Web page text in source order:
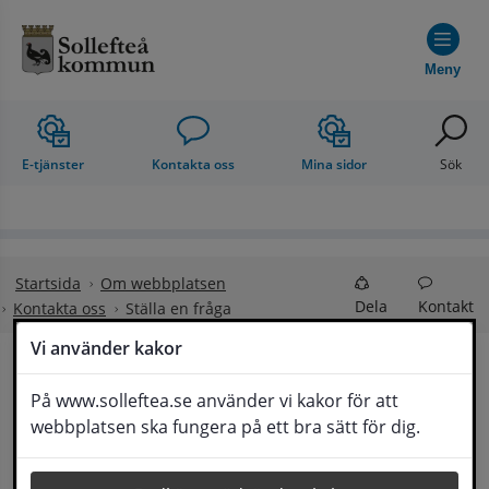
Vi använder kakor
På www.solleftea.se använder vi kakor för att
webbplatsen ska fungera på ett bra sätt för dig.
Meny
E-tjänster Kontakta oss Mina sidor Sök
Startsida
Om webbplatsen
Kontakta oss
Ställa en fråga Dela Kontakt
Ställa en fråga
Om din fråga är omfattande kan det bli aktuellt